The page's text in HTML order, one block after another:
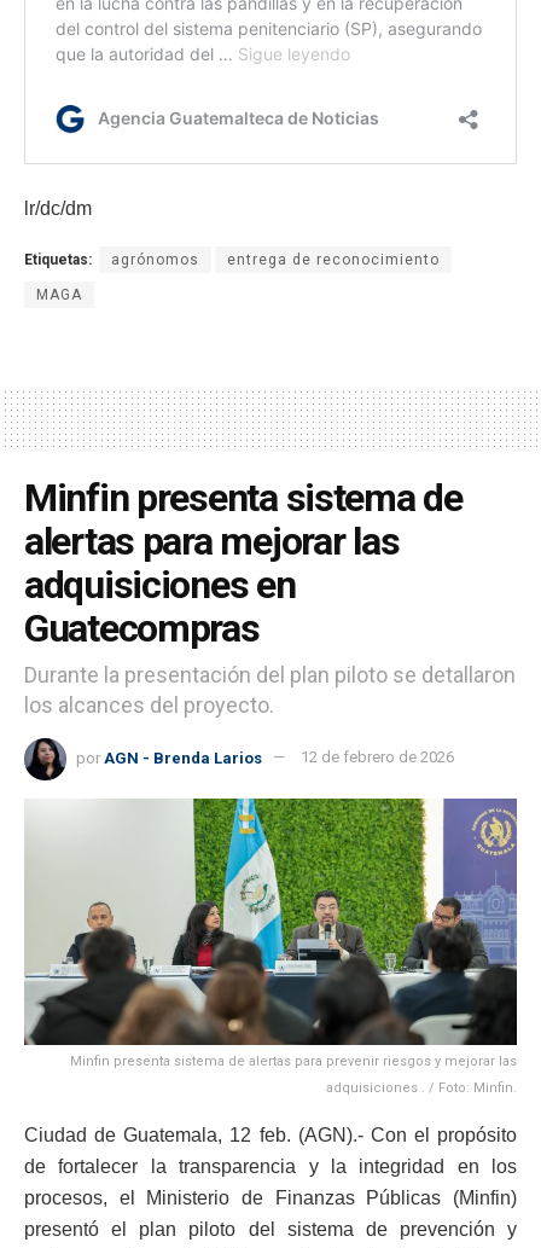
lr/dc/dm
Etiquetas: agrónomos entrega de reconocimiento
MAGA
Minfin presenta sistema de
alertas para mejorar las
adquisiciones en
Guatecompras
Durante la presentación del plan piloto se detallaron
los alcances del proyecto.
por AGN - Brenda Larios 12 de febrero de 2026
Minfin presenta sistema de alertas para prevenir riesgos y mejorar las
adquisiciones . / Foto: Minfin.
Ciudad de Guatemala, 12 feb. (AGN).- Con el propósito
de fortalecer la transparencia y la integridad en los
procesos, el Ministerio de Finanzas Públicas (Minfin)
presentó el plan piloto del sistema de prevención y